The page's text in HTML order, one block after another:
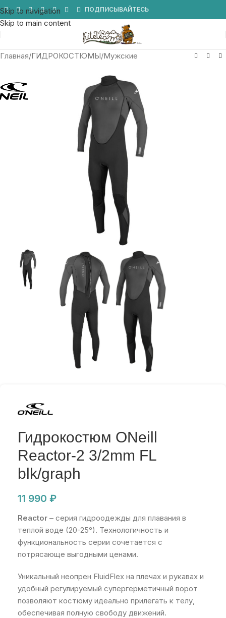
Skip to navigation
Skip to main content
ПОДПИСЫВАЙТЕСЬ
Главная/ГИДРОКОСТЮМЫ/Мужские
Гидрокостюм ONeill
Reactor-2 3/2mm FL
blk/graph
11 990 ₽
Reactor – серия гидроодежды для плавания в
теплой воде (20-25°). Технологичность и
функциональность серии сочетается с
потрясающе выгодными ценами.
Уникальный неопрен FluidFlex на плечах и рукавах и
удобный регулируемый супергерметичный ворот
позволяют костюму идеально прилегать к телу,
обеспечивая полную свободу движений.